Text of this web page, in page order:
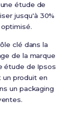
étude de
jusqu'à 30%
clé dans la
de la marque
étude de Ipsos
un produit en
un packaging